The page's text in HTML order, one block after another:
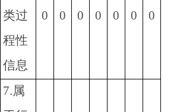
类过
程性
信息
0 0 0 0 0 0 0
7.属